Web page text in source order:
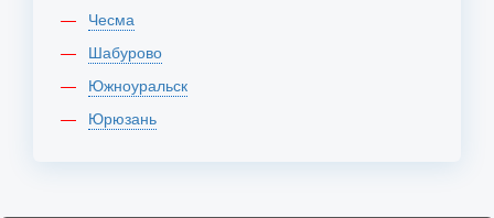
Чесма
Шабурово
Южноуральск
Юрюзань